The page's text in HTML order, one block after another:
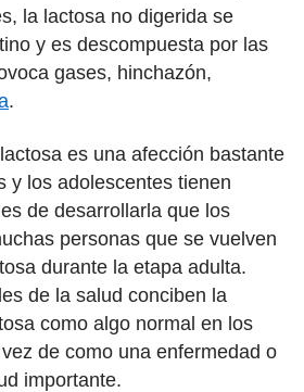
la lactosa no digerida se
y es descompuesta por las
gases, hinchazón,
.
es una afección bastante
y los adolescentes tienen
de desarrollarla que los
personas que se vuelven
durante la etapa adulta.
de la salud conciben la
como algo normal en los
de como una enfermedad o
importante.